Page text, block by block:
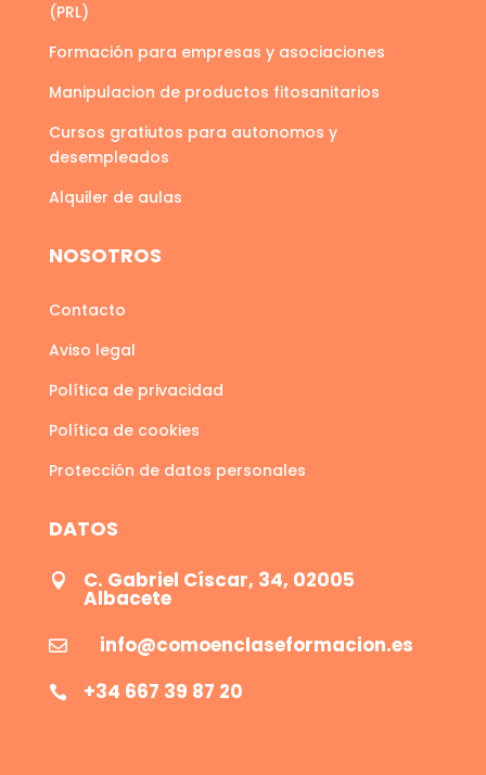
(PRL)
Formación para empresas y asociaciones
Manipulacion de productos fitosanitarios
Cursos gratiutos para autonomos y
desempleados
Alquiler de aulas
NOSOTROS
Contacto
Aviso legal
Política de privacidad
Política de cookies
Protección de datos personales
DATOS
 C. Gabriel Císcar, 34, 02005
Albacete
 info@comoenclaseformacion.es
 +34 667 39 87 20